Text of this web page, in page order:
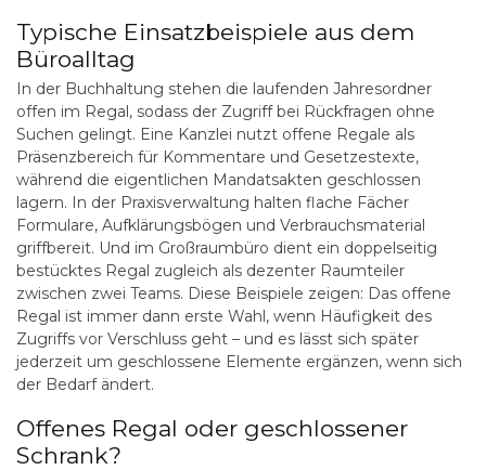
Typische Einsatzbeispiele aus dem
Büroalltag
In der Buchhaltung stehen die laufenden Jahresordner
offen im Regal, sodass der Zugriff bei Rückfragen ohne
Suchen gelingt. Eine Kanzlei nutzt offene Regale als
Präsenzbereich für Kommentare und Gesetzestexte,
während die eigentlichen Mandatsakten geschlossen
lagern. In der Praxisverwaltung halten flache Fächer
Formulare, Aufklärungsbögen und Verbrauchsmaterial
griffbereit. Und im Großraumbüro dient ein doppelseitig
bestücktes Regal zugleich als dezenter Raumteiler
zwischen zwei Teams. Diese Beispiele zeigen: Das offene
Regal ist immer dann erste Wahl, wenn Häufigkeit des
Zugriffs vor Verschluss geht – und es lässt sich später
jederzeit um geschlossene Elemente ergänzen, wenn sich
der Bedarf ändert.
Offenes Regal oder geschlossener
Schrank?